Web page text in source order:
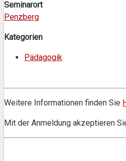
Seminarort
Penzberg
Kategorien
Pädagogik
Weitere Informationen finden Sie
Mit der Anmeldung akzeptieren